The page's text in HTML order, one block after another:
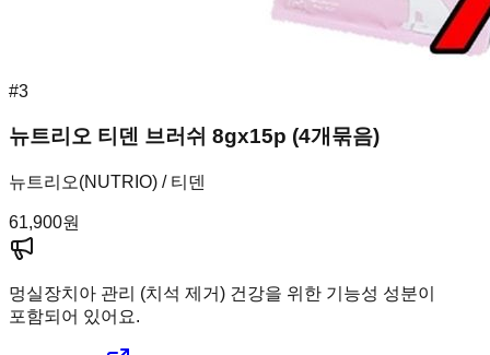
#3
뉴트리오 티덴 브러쉬 8gx15p (4개묶음)
뉴트리오(NUTRIO) / 티덴
61,900원
멍실장치아 관리 (치석 제거) 건강을 위한 기능성 성분이
포함되어 있어요.